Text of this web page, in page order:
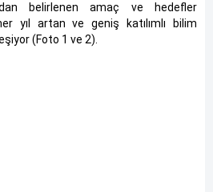
belirlenen amaç ve hedefler
yıl artan ve geniş katılımlı bilim
(Foto 1 ve 2).